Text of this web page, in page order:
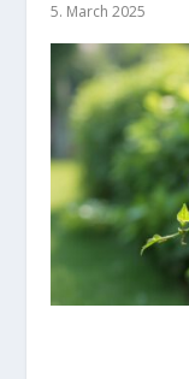
5. March 2025